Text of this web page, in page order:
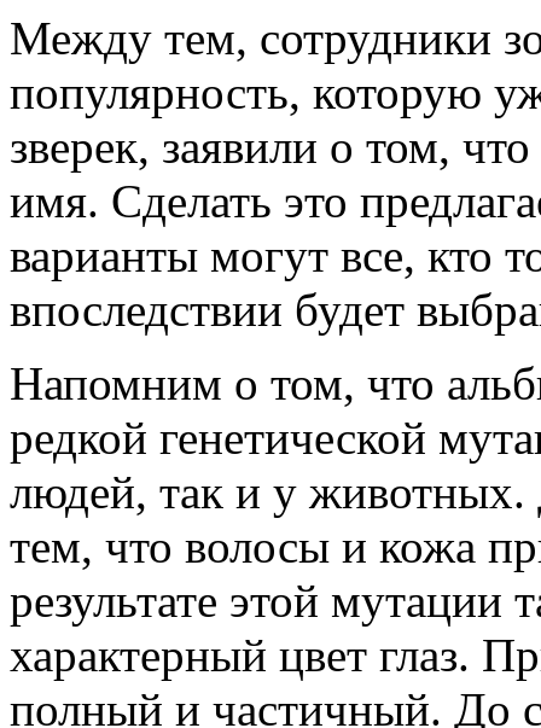
Между тем, сотрудники
популярность, которую
зверек, заявили о том,
имя. Сделать это
варианты могут все, кто
впоследствии будет
Напомним о том, что
редкой генетической
людей, так и у животных.
тем, что волосы и кожа
результате этой мутации
характерный цвет глаз.
полный и частичный. До